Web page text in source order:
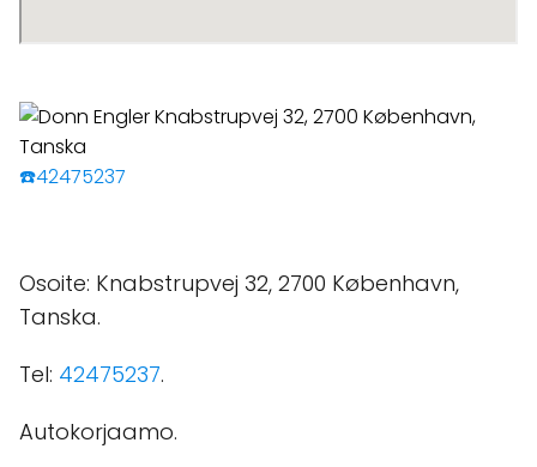
☎️42475237
Osoite: Knabstrupvej 32, 2700 København,
Tanska.
Tel: 42475237.
Autokorjaamo.